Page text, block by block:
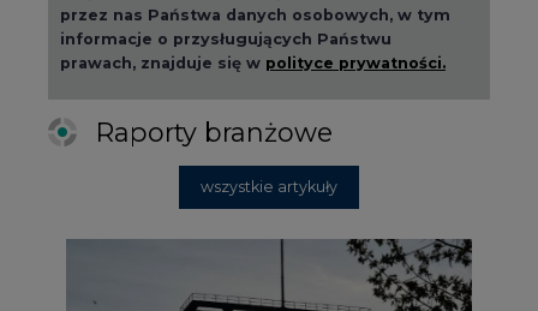
przez nas Państwa danych osobowych, w tym
informacje o przysługujących Państwu
prawach, znajduje się w polityce prywatności.
Raporty branżowe
wszystkie artykuły